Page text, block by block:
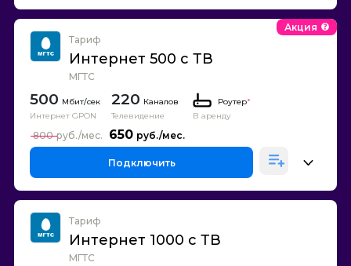
Тариф
Интернет 500 с ТВ
МГТС
Акция
500
Интернет GPON
220 Каналов
Телевидение
Роутер*
В аренду
650
800
Подключить
Тариф
Интернет 1000 с ТВ
МГТС